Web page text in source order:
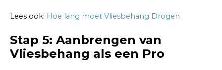
Lees ook: Hoe lang moet Vliesbehang Drogen
Stap 5: Aanbrengen van
Vliesbehang als een Pro